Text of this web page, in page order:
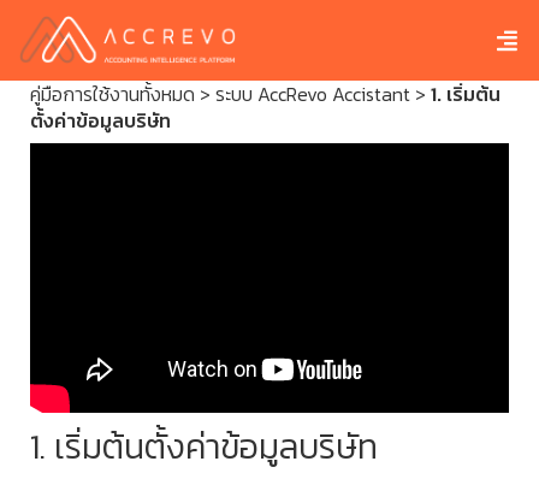
คู่มือการใช้งานทั้งหมด > ระบบ AccRevo Accistant > 1. เริ่มต้น
ตั้งค่าข้อมูลบริษัท
1. เริ่มต้นตั้งค่าข้อมูลบริษัท